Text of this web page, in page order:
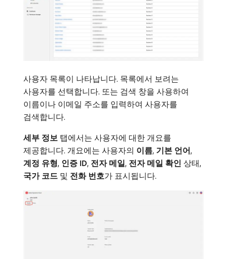
사용자 목록이 나타납니다. 목록에서 보려는
사용자를 선택합니다. 또는 검색 창을 사용하여
이름이나 이메일 주소를 입력하여 사용자를
검색합니다.
세부 정보 탭에서는 사용자에 대한 개요를
제공합니다. 개요에는 사용자의 이름, 기본 언어,
계정 유형, 인증 ID, 전자 메일, 전자 메일 확인 상태,
국가 코드 및 전화 번호​가 표시됩니다.